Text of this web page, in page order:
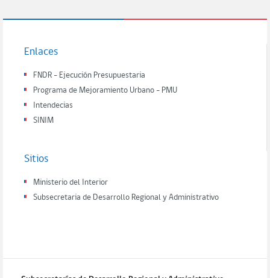
Enlaces
FNDR - Ejecución Presupuestaria
Programa de Mejoramiento Urbano - PMU
Intendecias
SINIM
Sitios
Ministerio del Interior
Subsecretaria de Desarrollo Regional y Administrativo